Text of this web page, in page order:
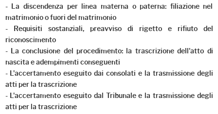
- La discendenza per linea materna o paterna: filiazione nel
matrimonio o fuori del matrimonio
- Requisiti sostanziali, preavviso di rigetto e rifiuto del
riconoscimento
- La conclusione del procedimento: la trascrizione dell'atto di
nascita e adempimenti conseguenti
- L'accertamento eseguito dai consolati e la trasmissione degli
atti per la trascrizione
- L'accertamento eseguito dal Tribunale e la trasmissione degli
atti per la trascrizione